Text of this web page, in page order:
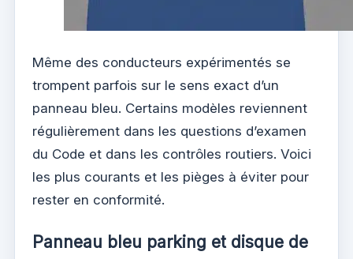
Même des conducteurs expérimentés se
trompent parfois sur le sens exact d’un
panneau bleu. Certains modèles reviennent
régulièrement dans les questions d’examen
du Code et dans les contrôles routiers. Voici
les plus courants et les pièges à éviter pour
rester en conformité.
Panneau bleu parking et disque de